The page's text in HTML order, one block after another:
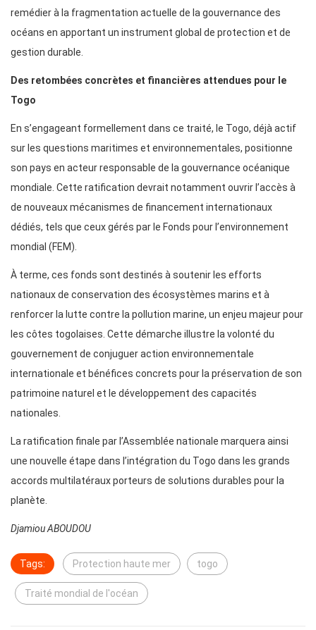
remédier à la fragmentation actuelle de la gouvernance des
océans en apportant un instrument global de protection et de
gestion durable.
Des retombées concrètes et financières attendues pour le
Togo
En s’engageant formellement dans ce traité, le Togo, déjà actif
sur les questions maritimes et environnementales, positionne
son pays en acteur responsable de la gouvernance océanique
mondiale. Cette ratification devrait notamment ouvrir l’accès à
de nouveaux mécanismes de financement internationaux
dédiés, tels que ceux gérés par le Fonds pour l’environnement
mondial (FEM).
À terme, ces fonds sont destinés à soutenir les efforts
nationaux de conservation des écosystèmes marins et à
renforcer la lutte contre la pollution marine, un enjeu majeur pour
les côtes togolaises. Cette démarche illustre la volonté du
gouvernement de conjuguer action environnementale
internationale et bénéfices concrets pour la préservation de son
patrimoine naturel et le développement des capacités
nationales.
La ratification finale par l’Assemblée nationale marquera ainsi
une nouvelle étape dans l’intégration du Togo dans les grands
accords multilatéraux porteurs de solutions durables pour la
planète.
Djamiou ABOUDOU
Tags: Protection haute mer togo
Traité mondial de l'océan